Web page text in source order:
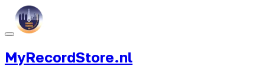
MyRecordStore.nl